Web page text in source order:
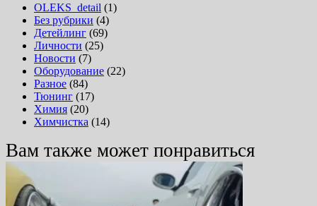
OLEKS_detail (1)
Без рубрики (4)
Детейлинг (69)
Личности (25)
Новости (7)
Оборудование (22)
Разное (84)
Тюнинг (17)
Химия (20)
Химчистка (14)
Вам также может понравиться